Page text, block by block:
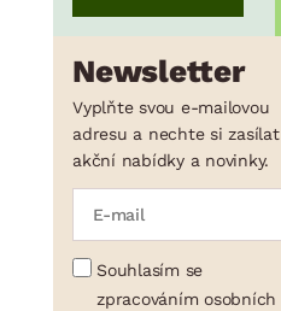
Newsletter
Vyplňte svou e-mailovou
adresu a nechte si zasílat
akční nabídky a novinky.
Souhlasím se
zpracováním osobních